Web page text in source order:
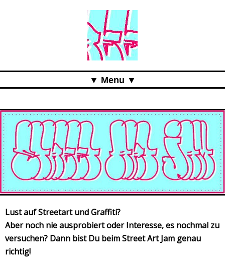
Menu
Projects
Über uns
Was ist das Pöge-Haus?
Team
Organisation
Mitarbeit
Veranstaltungsrückblick
Lust auf Streetart und Graffiti?
Aber noch nie ausprobiert oder Interesse, es nochmal zu
versuchen? Dann bist Du beim Street Art Jam genau
richtig!